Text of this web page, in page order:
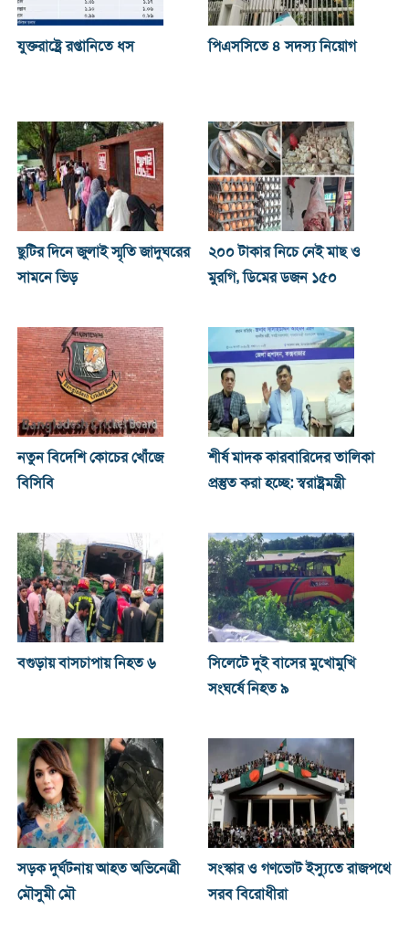
যুক্তরাষ্ট্রে রপ্তানিতে ধস পিএসসিতে ৪ সদস্য নিয়োগ
ছুটির দিনে জুলাই স্মৃতি জাদুঘরের
সামনে ভিড়
২০০ টাকার নিচে নেই মাছ ও
মুরগি, ডিমের ডজন ১৫০
নতুন বিদেশি কোচের খোঁজে
বিসিবি
শীর্ষ মাদক কারবারিদের তালিকা
প্রস্তুত করা হচ্ছে: স্বরাষ্ট্রমন্ত্রী
বগুড়ায় বাসচাপায় নিহত ৬
সিলেটে দুই বাসের মুখোমুখি
সংঘর্ষে নিহত ৯
সড়ক দুর্ঘটনায় আহত অভিনেত্রী
মৌসুমী মৌ
সংস্কার ও গণভোট ইস্যুতে রাজপথে
সরব বিরোধীরা